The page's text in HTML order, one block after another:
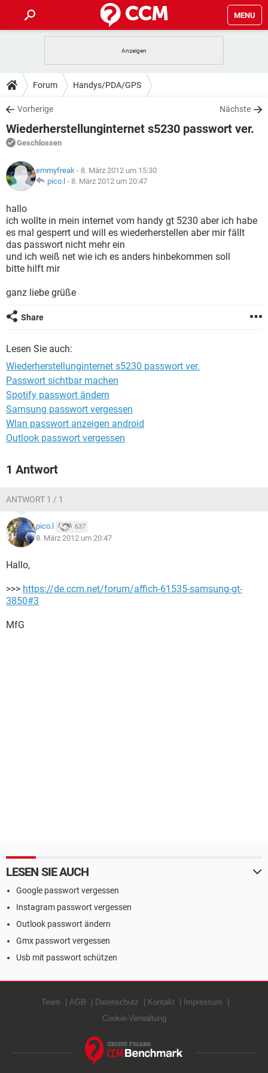
MENU
ANDROID IOS
WINDOWS 10
WHATSAPP TIKTOK
FACEBOOK
TIPPS & TRICKS
SPIELE STREAMING
WINDOWS 10
WHATSAPP
FACEBOOK HARDWARE
DOWNLOADS
SPIELE STREAMING
ANDROID
WINDOWS 10 INSTAGRAM
WHATSAPP
FACEBOOK
FORUM
SPIELE
ANDROID IOS
WHATSAPP TIKTOK
FACEBOOK
LEXIKON
SPIELE
ANDROID
WINDOWS 10 INSTAGRAM
WHATSAPP TIKTOK
FACEBOOK
Forum Handys/PDA/GPS
Vorherige Nächste
Wiederherstellunginternet s5230 passwort ver.
Geschlossen
emmyfreak - 8. März 2012 um 15:30
pico.l - 8. März 2012 um 20:47
hallo
ich wollte in mein internet vom handy gt 5230 aber ich habe
es mal gesperrt und will es wiederherstellen aber mir fällt
das passwort nicht mehr ein
und ich weiß net wie ich es anders hinbekommen soll
bitte hilft mir
ganz liebe grüße
Share
Lesen Sie auch:
Wiederherstellunginternet s5230 passwort ver.
Passwort sichtbar machen
Spotify passwort ändern
Samsung passwort vergessen
Wlan passwort anzeigen android
Outlook passwort vergessen
1 Antwort
ANTWORT 1 / 1
pico.l 637
8. März 2012 um 20:47
Hallo,
>>> https://de.ccm.net/forum/affich-61535-samsung-gt-
3850#3
MfG
LESEN SIE AUCH
Google passwort vergessen
Instagram passwort vergessen
Outlook passwort ändern
Gmx passwort vergessen
Usb mit passwort schützen
Team AGB Datenschutz Kontakt
Impressum
Cookie-Verwaltung